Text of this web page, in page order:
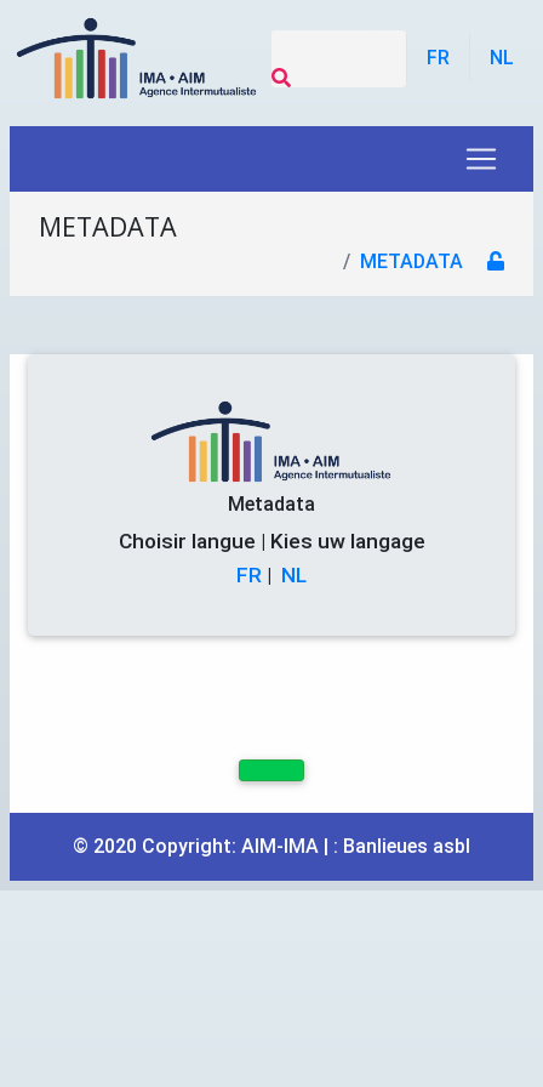
FR NL
METADATA
METADATA
Metadata
Choisir langue | Kies uw langage
FR | NL
© 2020 Copyright: AIM-IMA | : Banlieues asbl